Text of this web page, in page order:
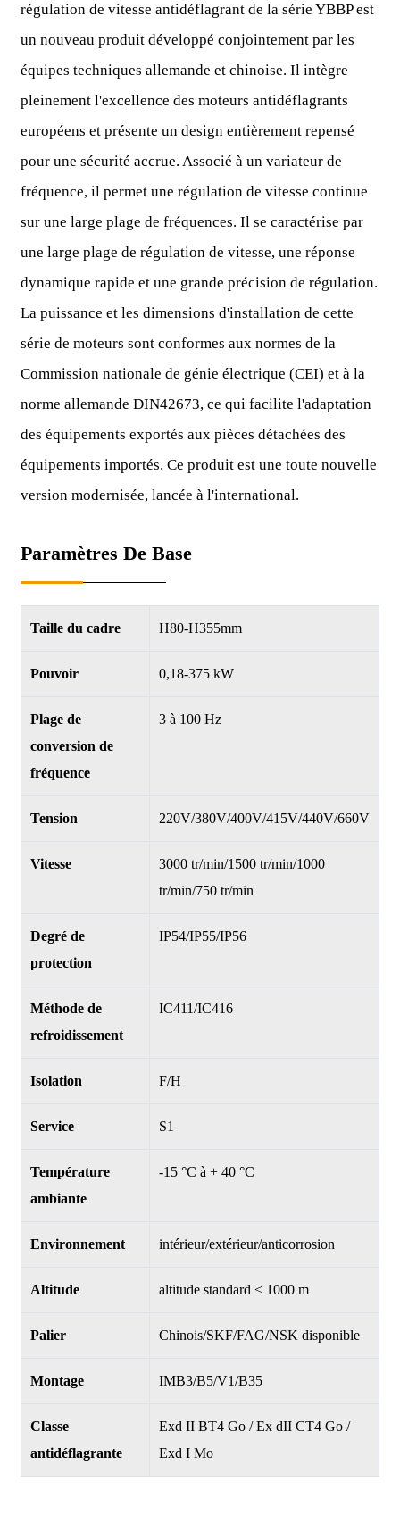
régulation de vitesse antidéflagrant de la série YBBP est
un nouveau produit développé conjointement par les
équipes techniques allemande et chinoise. Il intègre
pleinement l'excellence des moteurs antidéflagrants
européens et présente un design entièrement repensé
pour une sécurité accrue. Associé à un variateur de
fréquence, il permet une régulation de vitesse continue
sur une large plage de fréquences. Il se caractérise par
une large plage de régulation de vitesse, une réponse
dynamique rapide et une grande précision de régulation.
La puissance et les dimensions d'installation de cette
série de moteurs sont conformes aux normes de la
Commission nationale de génie électrique (CEI) et à la
norme allemande DIN42673, ce qui facilite l'adaptation
des équipements exportés aux pièces détachées des
équipements importés. Ce produit est une toute nouvelle
version modernisée, lancée à l'international.
Paramètres De Base
Taille du cadre H80-H355mm
Pouvoir 0,18-375 kW
Plage de
conversion de
fréquence
3 à 100 Hz
Tension 220V/380V/400V/415V/440V/660V
Vitesse
3000 tr/min/1500 tr/min/1000
tr/min/750 tr/min
Degré de
protection
IP54/IP55/IP56
Méthode de
refroidissement
IC411/IC416
Isolation F/H
Service S1
Température
ambiante
-15 °C à + 40 °C
Environnement intérieur/extérieur/anticorrosion
Altitude altitude standard ≤ 1000 m
Palier Chinois/SKF/FAG/NSK disponible
Montage IMB3/B5/V1/B35
Classe
antidéflagrante
Exd II BT4 Go / Ex dII CT4 Go /
Exd I Mo